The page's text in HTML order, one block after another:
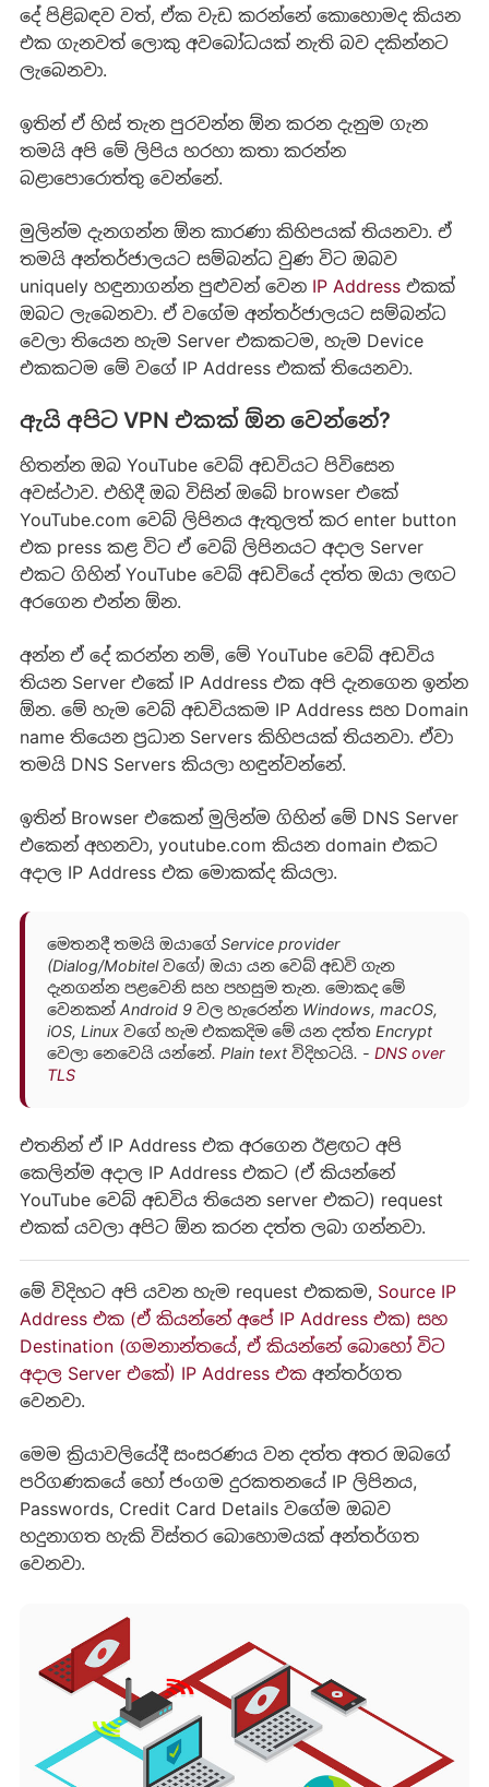
දේ පිළිබඳව වත්, ඒක වැඩ කරන්නේ කොහොමද කියන
එක ගැනවත් ලොකු අවබෝධයක් නැති බව දකින්නට
ලැබෙනවා.
ඉතින් ඒ හිස් තැන පුරවන්න ඕන කරන දැනුම ගැන
තමයි අපි මේ ලිපිය හරහා කතා කරන්න
බළාපොරොත්තු වෙන්නේ.
මුලින්ම දැනගන්න ඕන කාරණා කිහිපයක් තියනවා. ඒ
තමයි අන්තර්ජාලයට සම්බන්ධ වුණ විට ඔබව
uniquely හඳුනාගන්න පුළුවන් වෙන IP Addressඑකක්
ඔබට ලැබෙනවා. ඒ වගේම අන්තර්ජාලයට සම්බන්ධ
වෙලා තියෙන හැම Server එකකටම, හැම Device
එකකටම මේ වගේ IP Address එකක් තියෙනවා.
ඇයි අපිට VPN එකක් ඕන වෙන්නේ?
හිතන්න ඔබ YouTube වෙබ් අඩවියට පිවිසෙන
අවස්ථාව. එහිදී ඔබ විසින් ඔබේ browser එකේ
YouTube.com වෙබ් ලිපිනය ඇතුලත් කර enter button
එක press කළ විට ඒ වෙබ් ලිපිනයට අදාල Server
එකට ගිහින් YouTube වෙබ් අඩවියේ දත්ත ඔයා ලඟට
අරගෙන එන්න ඕන.
අන්න ඒ දේ කරන්න නම්, මේ YouTube වෙබ් අඩවිය
තියන Server එකේ IP Address එක අපි දැනගෙන ඉන්න
ඕන. මේ හැම වෙබ් අඩවියකම IP Address සහ Domain
name තියෙන ප්‍රධාන Servers කිහිපයක් තියනවා. ඒවා
තමයි DNS Servers කියලා හඳුන්වන්නේ.
ඉතින් Browser එකෙන් මුලින්ම ගිහින් මේ DNS Server
එකෙන් අහනවා, youtube.com කියන domain එකට
අදාල IP Address එක මොකක්ද කියලා.
මෙතනදී තමයි ඔයාගේ Service provider
(Dialog/Mobitel වගේ) ඔයා යන වෙබ් අඩවි ගැන
දැනගන්න පළවෙනි සහ පහසුම තැන. මොකද මේ
වෙනකන් Android 9 වල හැරෙන්න Windows, macOS,
iOS, Linux වගේ හැම එකකදිම මේ යන දත්ත Encrypt
වෙලා නෙවෙයි යන්නේ. Plain text විදිහටයි. - DNS over
TLS
එතනින් ඒ IP Address එක අරගෙන ඊළඟට අපි
කෙලින්ම අදාල IP Address එකට (ඒ කියන්නේ
YouTube වෙබ් අඩවිය තියෙන server එකට) request
එකක් යවලා අපිට ඕන කරන දත්ත ලබා ගන්නවා.
මේ විදිහට අපි යවන හැම request එකකම, Source IP
Address එක (ඒ කියන්නේ අපේ IP Address එක) සහ
Destination (ගමනාන්තයේ, ඒ කියන්නේ බොහෝ විට
අදාල Server එකේ) IP Address එකඅන්තර්ගත
වෙනවා.
මෙම ක්‍රියාවලියේදී සංසරණය වන දත්ත අතර ඔබගේ
පරිගණකයේ හෝ ජංගම දුරකතනයේ IP ලිපිනය,
Passwords, Credit Card Details වගේම ඔබව
හදුනාගත හැකි විස්තර බොහොමයක් අන්තර්ගත
වෙනවා.